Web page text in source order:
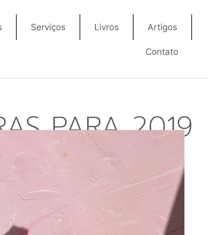
Serviços Livros Artigos
Contato
PARA 2019